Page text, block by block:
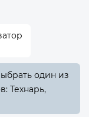
один из
Технарь,